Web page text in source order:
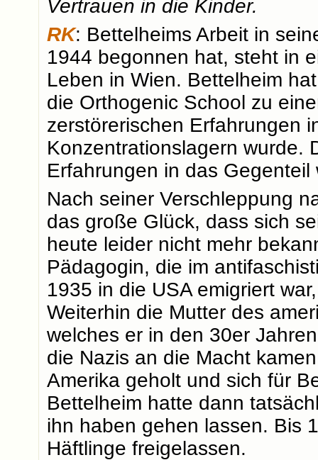
Vertrauen in die Kinder.
RK: Bettelheims Arbeit in
1944 begonnen hat, steht in
Leben in Wien. Bettelheim
die Orthogenic School zu
zerstörerischen Erfahrungen
Konzentrationslagern wurde.
Erfahrungen in das
Nach seiner Verschleppung
das große Glück, dass sich
heute leider nicht mehr
Pädagogin, die im
1935 in die USA emigriert
Weiterhin die Mutter des
welches er in den 30er
die Nazis an die Macht
Amerika geholt und sich für
Bettelheim hatte dann
ihn haben gehen lassen. Bis
Häftlinge freigelassen.